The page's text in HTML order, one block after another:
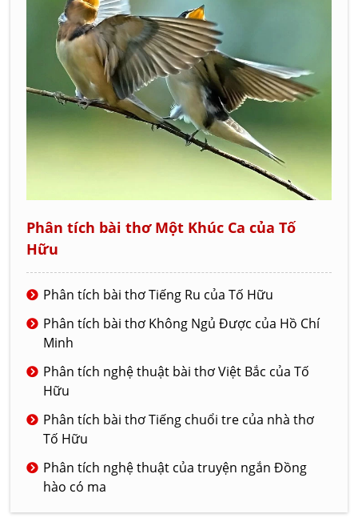
Phân tích bài thơ Một Khúc Ca của Tố
Hữu
Phân tích bài thơ Tiếng Ru của Tố Hữu
Phân tích bài thơ Không Ngủ Được của Hồ Chí
Minh
Phân tích nghệ thuật bài thơ Việt Bắc của Tố
Hữu
Phân tích bài thơ Tiếng chuổi tre của nhà thơ
Tố Hữu
Phân tích nghệ thuật của truyện ngắn Đồng
hào có ma